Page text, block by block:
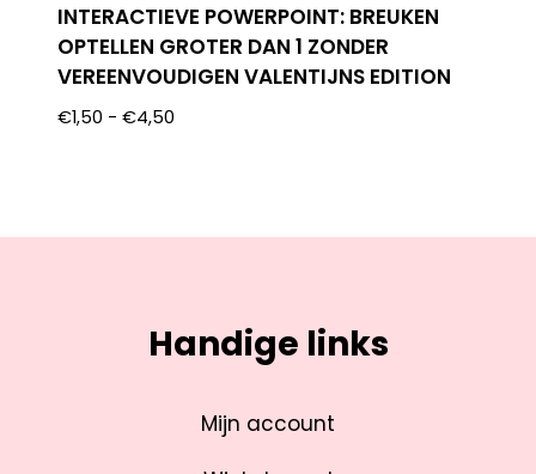
INTERACTIEVE POWERPOINT: BREUKEN
OPTELLEN GROTER DAN 1 ZONDER
VEREENVOUDIGEN VALENTIJNS EDITION
€1,50 - €4,50
Handige links
Mijn account